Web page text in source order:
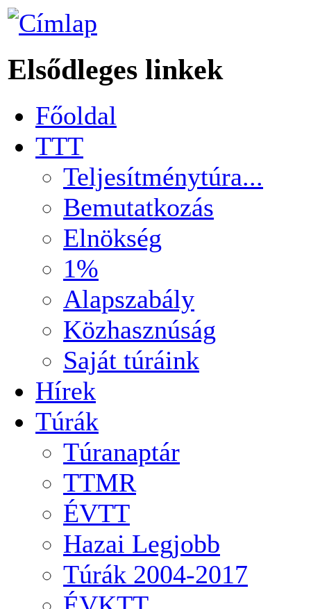
Elsődleges linkek
Főoldal
TTT
Teljesítménytúra...
Bemutatkozás
Elnökség
1%
Alapszabály
Közhasznúság
Saját túráink
Hírek
Túrák
Túranaptár
TTMR
ÉVTT
Hazai Legjobb
Túrák 2004-2017